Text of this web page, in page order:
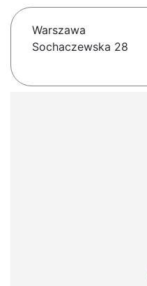
Warszawa
Sochaczewska 28